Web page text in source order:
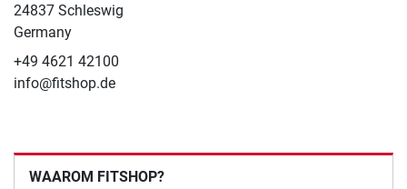
24837 Schleswig
Germany
+49 4621 42100
info@fitshop.de
WAAROM FITSHOP?